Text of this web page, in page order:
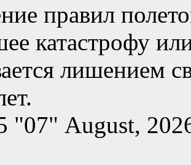
правил
катастрофу
лишением
"07" August,